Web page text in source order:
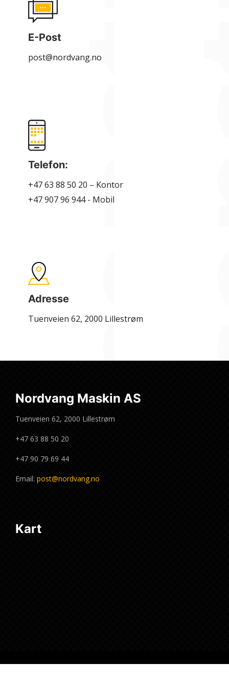
E-Post
post@nordvang.no
Telefon:
+47 63 88 50 20 – Kontor
+47 907 96 944 - Mobil
Adresse
Tuenveien 62, 2000 Lillestrøm
Nordvang Maskin AS
Tuenveien 62, 2000 Lillestrøm
+47 63 88 50 20
+47 90 79 69 44
Email: post@nordvang.no
Kart